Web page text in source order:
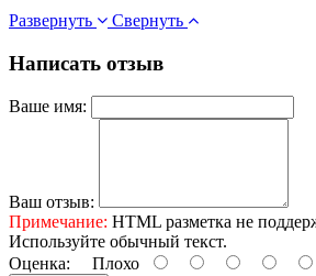
Развернуть Свернуть
Написать отзыв
Ваше имя:
Ваш отзыв:
Примечание: HTML разметка не
Используйте обычный текст.
Оценка: Плохо